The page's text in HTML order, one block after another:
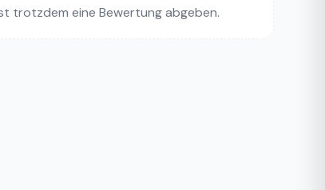
trotzdem eine Bewertung abgeben.